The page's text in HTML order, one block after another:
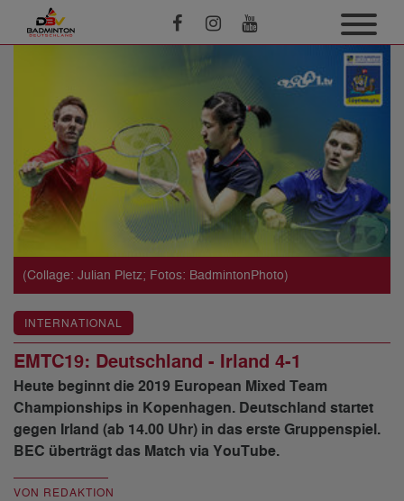
(Collage: Julian Pletz; Fotos: BadmintonPhoto)
INTERNATIONAL
EMTC19: Deutschland - Irland 4-1
Heute beginnt die 2019 European Mixed Team
Championships in Kopenhagen. Deutschland startet
gegen Irland (ab 14.00 Uhr) in das erste Gruppenspiel.
BEC überträgt das Match via YouTube.
VON REDAKTION